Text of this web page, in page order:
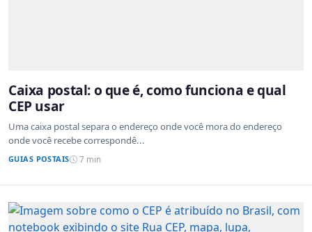
Caixa postal: o que é, como funciona e qual
CEP usar
Uma caixa postal separa o endereço onde você mora do endereço
onde você recebe correspondê...
GUIAS POSTAIS 7 min